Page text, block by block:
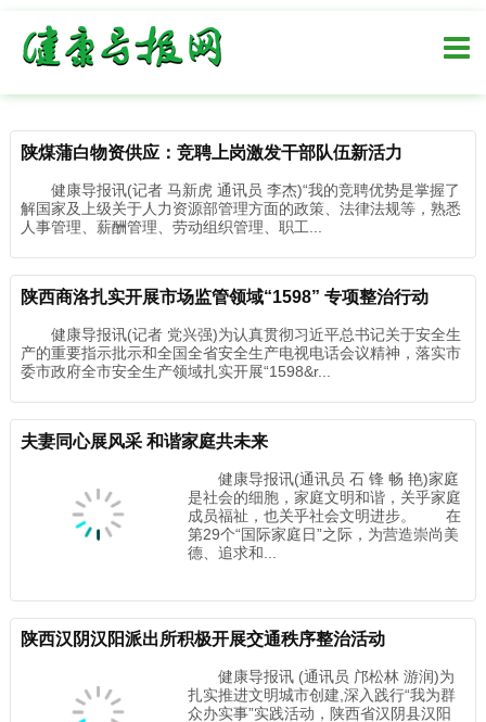
陕煤蒲白物资供应：竞聘上岗激发干部队伍新活力
健康导报讯(记者 马新虎 通讯员 李杰)“我的竞聘优势是掌握了
解国家及上级关于人力资源部管理方面的政策、法律法规等，熟悉
人事管理、薪酬管理、劳动组织管理、职工...
陕西商洛扎实开展市场监管领域“1598” 专项整治行动
健康导报讯(记者 党兴强)为认真贯彻习近平总书记关于安全生
产的重要指示批示和全国全省安全生产电视电话会议精神，落实市
委市政府全市安全生产领域扎实开展“1598&r...
夫妻同心展风采 和谐家庭共未来
健康导报讯(通讯员 石 锋 畅 艳)家庭
是社会的细胞，家庭文明和谐，关乎家庭
成员福祉，也关乎社会文明进步。 在
第29个“国际家庭日”之际，为营造崇尚美
德、追求和...
陕西汉阴汉阳派出所积极开展交通秩序整治活动
健康导报讯 (通讯员 邝松林 游润)为
扎实推进文明城市创建,深入践行“我为群
众办实事”实践活动，陕西省汉阴县汉阳